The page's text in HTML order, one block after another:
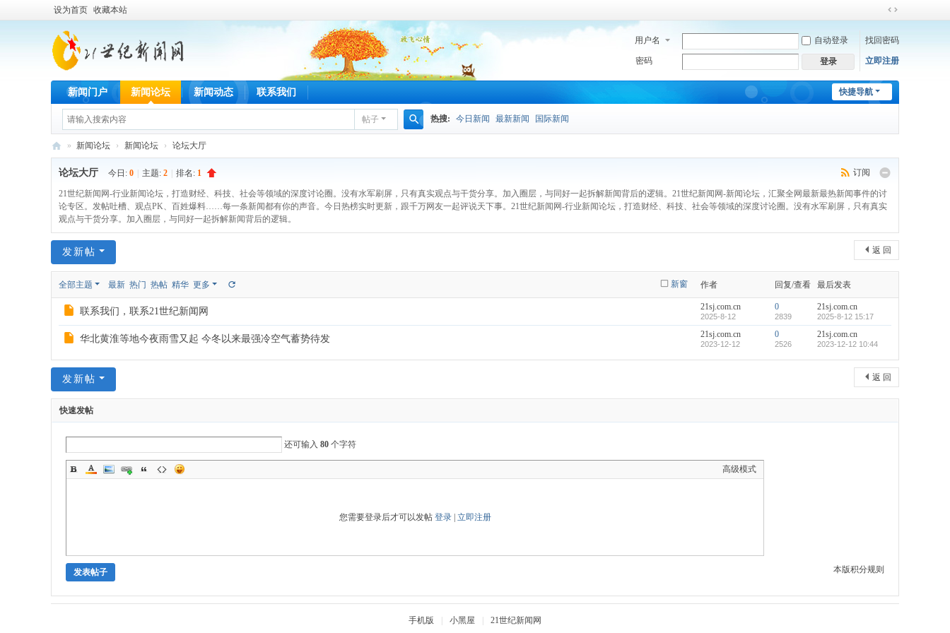
设为首页 收藏本站
切
换
到
宽
用户名 自动登录 找回密码
密码 登录 立即注册
快捷导航
新闻门户 新闻论坛 新闻动态 联系我们
帖子
索
热搜: 今日新闻 最新新闻 国际新闻
21
纪
» 新闻论坛 › 新闻论坛 › 论坛大厅
订阅
论坛大厅 今日: 0 主题: 2 排名: 1
21世纪新闻网-行业新闻论坛，打造财经、科技、社会等领域的深度讨论圈。没有水军刷屏，只有真实观点与干货分享。加入圈层，与同好一起拆解新闻背后的逻辑。21世纪新闻网-新闻论坛，汇聚全网最新最热新闻事件的讨
论专区。发帖吐槽、观点PK、百姓爆料……每一条新闻都有你的声音。今日热榜实时更新，跟千万网友一起评说天下事。21世纪新闻网-行业新闻论坛，打造财经、科技、社会等领域的深度讨论圈。没有水军刷屏，只有真实
观点与干货分享。加入圈层，与同好一起拆解新闻背后的逻辑。
返 回
发新帖
新窗
全部主题 最新 热门 热帖 精华 更多 作者 回复/查看 最后发表
联系我们，联系21世纪新闻网 21sj.com.cn
2025-8-12
0
2839
21sj.com.cn
2025-8-12 15:17
华北黄淮等地今夜雨雪又起 今冬以来最强冷空气蓄势待发 21sj.com.cn
2023-12-12
0
2526
21sj.com.cn
2023-12-12 10:44
返 回
发新帖
快速发帖
还可输入 80 个字符
高级模式
您需要登录后才可以发帖 登录| 立即注册
本版积分规则
发表帖子
手机版 小黑屋 21世纪新闻网